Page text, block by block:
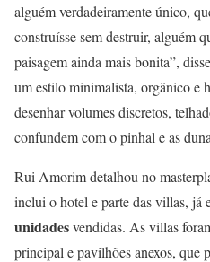
alguém verdadeiramente único,
construísse sem destruir, alguém
paisagem ainda mais bonita”,
um estilo minimalista, orgânico e
desenhar volumes discretos,
confundem com o pinhal e as
Rui Amorim detalhou no
inclui o hotel e parte das villas, já
unidadesvendidas. As villas
principal e pavilhões anexos, que